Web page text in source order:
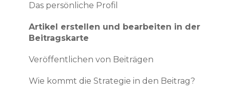
Updates 2023
Updates 2022
So pflegen Sie Ihre Strategie ein
Veröffentlichen Sie Ihre ersten Artikel
Das persönliche Profil
Artikel erstellen und bearbeiten in der
Beitragskarte
Veröffentlichen von Beiträgen
Wie kommt die Strategie in den Beitrag?